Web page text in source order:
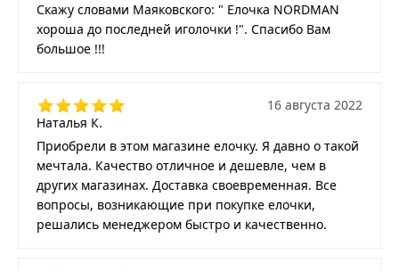
Скажу словами Маяковского: " Елочка NORDMAN
хороша до последней иголочки !". Спасибо Вам
большое !!!
Наталья К.
16 августа 2022
Приобрели в этом магазине елочку. Я давно о такой
мечтала. Качество отличное и дешевле, чем в
других магазинах. Доставка своевременная. Все
вопросы, возникающие при покупке елочки,
решались менеджером быстро и качественно.